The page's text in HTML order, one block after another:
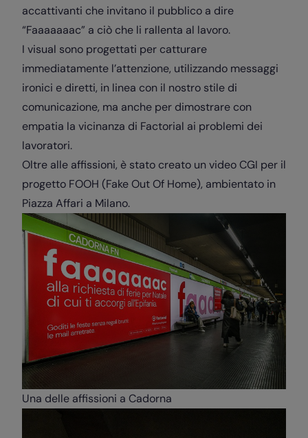
accattivanti che invitano il pubblico a dire
“Faaaaaaac” a ciò che li rallenta al lavoro.
I visual sono progettati per catturare
immediatamente l’attenzione, utilizzando messaggi
ironici e diretti, in linea con il nostro stile di
comunicazione, ma anche per dimostrare con
empatia la vicinanza di Factorial ai problemi dei
lavoratori.
Oltre alle affissioni, è stato creato un video CGI per il
progetto FOOH (Fake Out Of Home), ambientato in
Piazza Affari a Milano.
Una delle affissioni a Cadorna